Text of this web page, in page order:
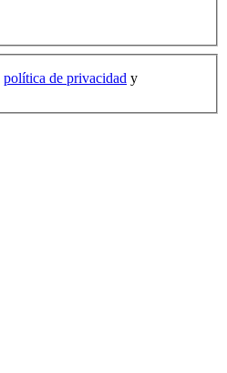
política de privacidad y